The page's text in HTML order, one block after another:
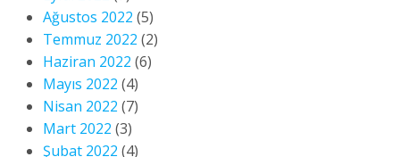
Ağustos 2022 (5)
Temmuz 2022 (2)
Haziran 2022 (6)
Mayıs 2022 (4)
Nisan 2022 (7)
Mart 2022 (3)
Şubat 2022 (4)